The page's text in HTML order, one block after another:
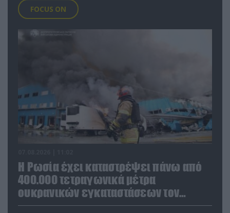
FOCUS ON
Η Ρωσία έχει καταστρέψει πάνω από
400.000 τετραγωνικά μέτρα
ουκρανικών εγκαταστάσεων τον
Ιούλιο